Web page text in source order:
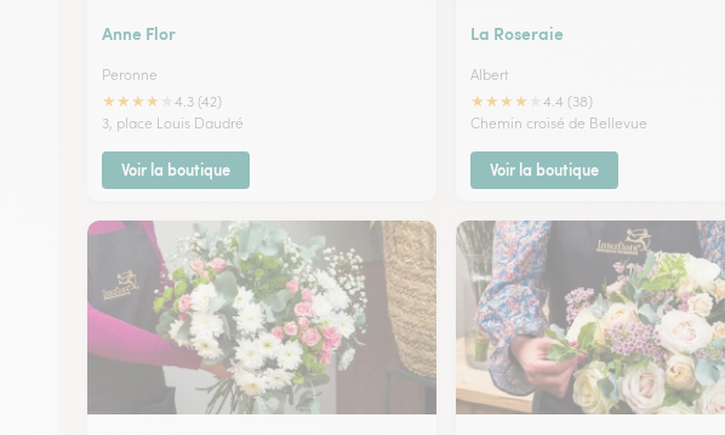
Anne Flor
Peronne
★★★★
4.3 (42)
3, place Louis Daudré
Voir la boutique
La Roseraie
Albert
★★★★
4.4 (38)
Chemin croisé de Bellevue
Voir la boutique